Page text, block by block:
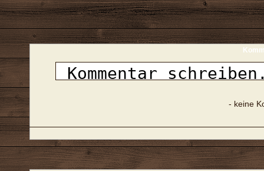
- keine